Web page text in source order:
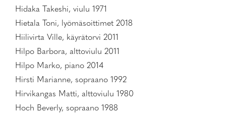
Hidaka Takeshi, viulu 1971
Hietala Toni, lyömäsoittimet 2018
Hiilivirta Ville, käyrätorvi 2011
Hilpo Barbora, alttoviulu 2011
Hilpo Marko, piano 2014
Hirsti Marianne, sopraano 1992
Hirvikangas Matti, alttoviulu 1980
Hoch Beverly, sopraano 1988